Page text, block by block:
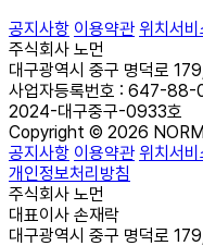
공지사항 이용약관 위치서
주식회사 노먼
대구광역시 중구 명덕로
사업자등록번호 : 647-
2024-대구중구-0933호
Copyright © 2026
공지사항 이용약관 위치서
개인정보처리방침
주식회사 노먼
대표이사 손재락
대구광역시 중구 명덕로